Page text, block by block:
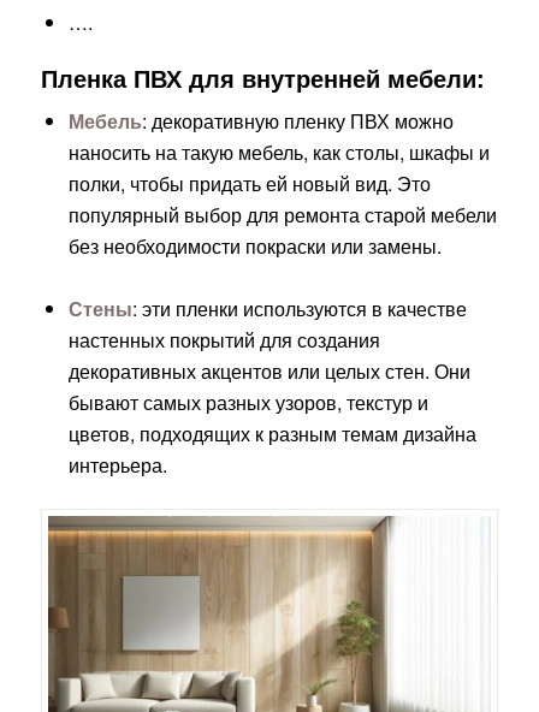
….
Пленка ПВХ для внутренней мебели:
Мебель: декоративную пленку ПВХ можно
наносить на такую мебель, как столы, шкафы и
полки, чтобы придать ей новый вид. Это
популярный выбор для ремонта старой мебели
без необходимости покраски или замены.
Стены: эти пленки используются в качестве
настенных покрытий для создания
декоративных акцентов или целых стен. Они
бывают самых разных узоров, текстур и
цветов, подходящих к разным темам дизайна
интерьера.